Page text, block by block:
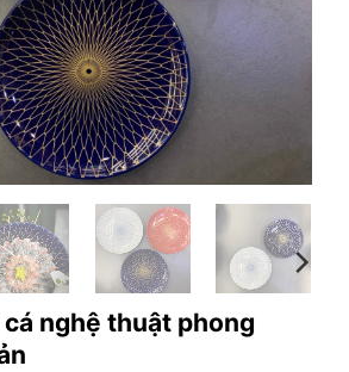
nghệ thuật phong